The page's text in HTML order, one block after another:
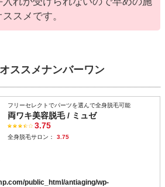
スメです。
ススメナンバーワン
public_html/antiaging/wp-
フリーセレクトでパーツを選んで全身脱毛可能
両ワキ美容脱毛 / ミュゼ
3.75
全身脱毛サロン： 3.75